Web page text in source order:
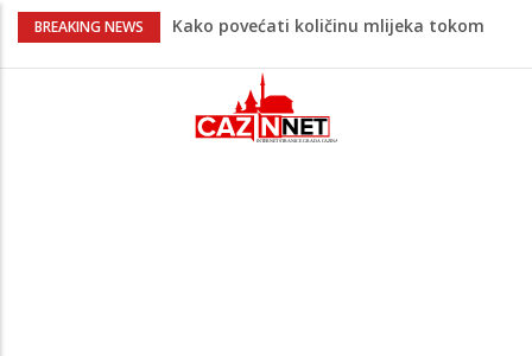
BREAKING NEWS
Kako povećati količinu mlijeka tokom
Evo kad i evo gdje nema struje u Krajini
narednih dana